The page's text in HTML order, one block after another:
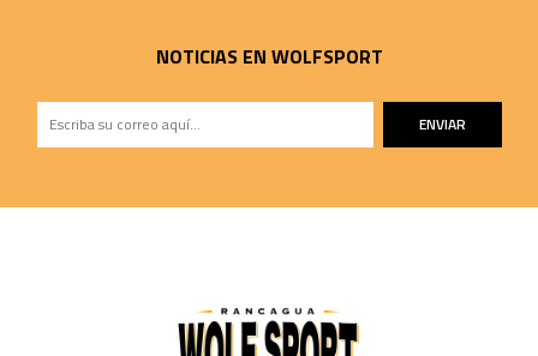
NOTICIAS EN WOLFSPORT
ENVIAR